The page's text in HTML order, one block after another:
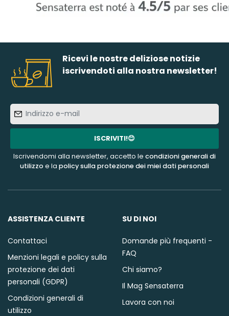
Ricevi le nostre deliziose notizie
iscrivendoti alla nostra newsletter!
e-
mail
ISCRIVITI!😊
Iscrivendomi alla newsletter, accetto le condizioni generali di
utilizzoe la policy sulla protezione dei miei dati personali
ASSISTENZA CLIENTE
Contattaci
Menzioni legali e policy sulla
protezione dei dati
personali (GDPR)
Condizioni generali di
utilizzo
SU DI NOI
Domande più frequenti -
FAQ
Chi siamo?
Il Mag Sensaterra
Lavora con noi